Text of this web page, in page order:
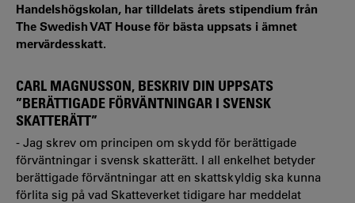
Handelshögskolan, har tilldelats årets stipendium från
The Swedish VAT House för bästa uppsats i ämnet
mervärdesskatt.
CARL MAGNUSSON, BESKRIV DIN UPPSATS
”BERÄTTIGADE FÖRVÄNTNINGAR I SVENSK
SKATTERÄTT”
- Jag skrev om principen om skydd för berättigade
förväntningar i svensk skatterätt. I all enkelhet betyder
berättigade förväntningar att en skattskyldig ska kunna
förlita sig på vad Skatteverket tidigare har meddelat